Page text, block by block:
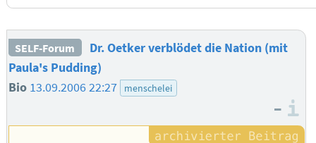
SELF-Forum
Dr. Oetker verblödet die Nation (mit
Paula's Pudding)
Bio 13.09.2006 22:27 menschelei
–